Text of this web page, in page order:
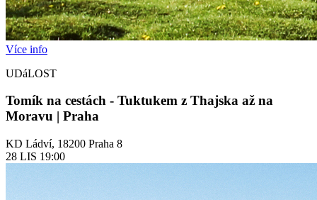
Více info
UDáLOST
Tomík na cestách - Tuktukem z Thajska až na
Moravu | Praha
KD Ládví, 18200 Praha 8
28 LIS 19:00